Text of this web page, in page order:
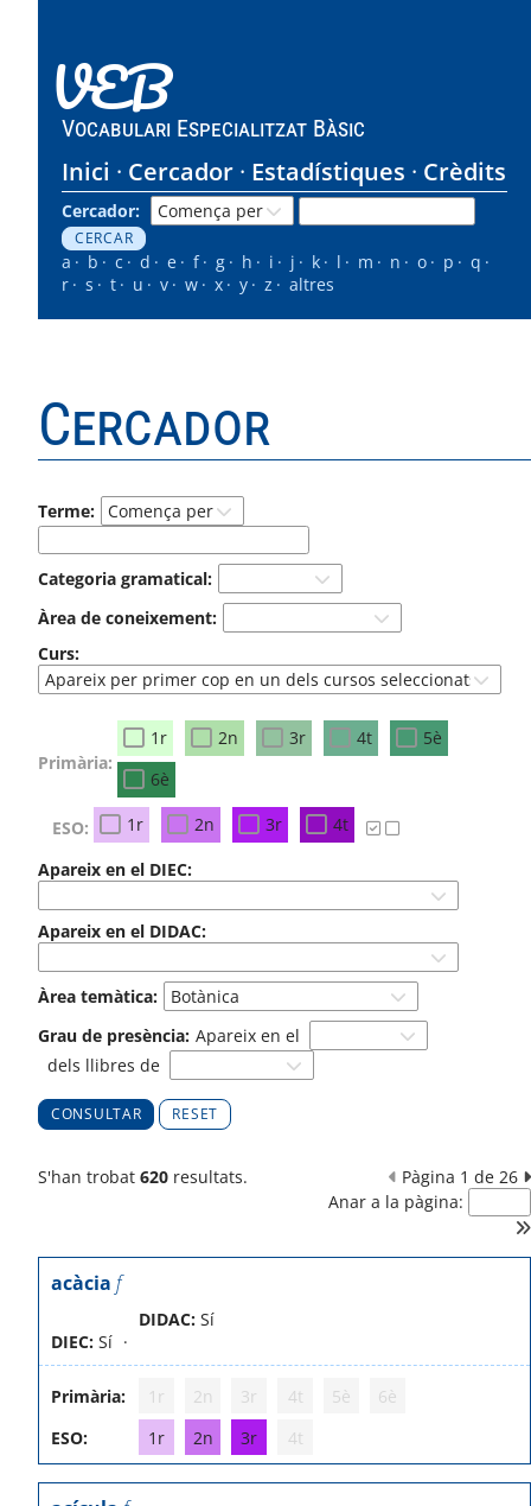
VEB
Vocabulari Especialitzat Bàsic
Inici Cercador Estadístiques Crèdits
Cercador:
a b c d e f g h i j k l m n o p
q
r
s t u v w x y z altres
Cercador
Terme:
Categoria gramatical:
Àrea de coneixement:
Curs:
Primària:
1r 2n 3r 4t
5è
6è
ESO: 1r 2n 3r
4t
Apareix en el DIEC:
Apareix en el DIDAC:
Àrea temàtica:
Grau de presència: Apareix en el
dels llibres de
RESET
S'han trobat 620 resultats.
Pàgina 1 de 26
Anar a la pàgina:
acàcia f
DIEC: Sí
DIDAC: Sí
Primària: 1r 2n 3r 4t 5è
6è
ESO:
1r 2n 3r 4t